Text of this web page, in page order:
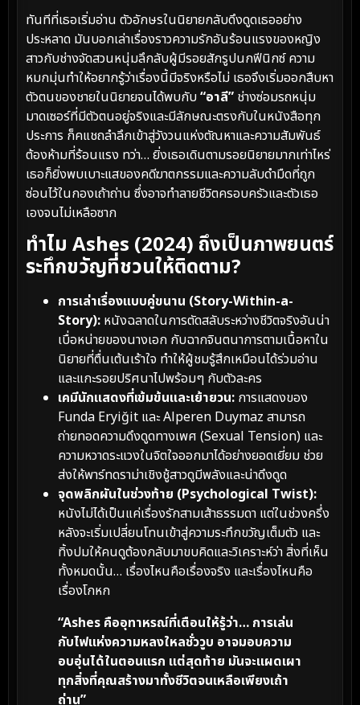
ทันทีที่เธอเริ่มอ่าน ตัวอักษรในนิยายกลับดึงดูดเธออย่าง
ประหลาด มันบอกเล่าเรื่องราวความรักอันร้อนแรงของหญิง
สาวกับช่างจัดสวนหนุ่มลึกลับผู้มีรอยสักรูปนกฟีนิกซ์ ความ
หมกมุ่นทำให้อยากรู้ว่าเรื่องนี้มีจริงหรือไม่ เธอจึงเริ่มออกสืบหา
ตัวตนของชายในนิยายจนได้พบกับ“อาลี” ช่างซ่อมรถหนุ่ม
มาดเซอร์ที่มีตัวตนอยู่จริงและมีลักษณะตรงกับในหนังสือทุก
ประการ ก็คแชถลำลึกเข้าสู่วังวนแห่งตัณหาและความสัมพันธ์
ต้องห้ามที่ร้อนแรง ทว่า… ยิ่งเธอเดินตามรอยนิยายมากเท่าไหร่
เธอก็ยิ่งพบเบาะแสของคดีฆาตกรรมและความลับดำมืดที่ถูก
ซ่อนไว้ในกองเถ้าถ่าน ซึ่งอาจทำลายชีวิตครอบครัวและตัวเธอ
เองจนไม่เหลือซาก
ทำไม Ashes (2024) ถึงเป็นภาพยนตร์
ระทึกขวัญที่ชวนให้ติดตาม?
การเล่าเรื่องแบบคู่ขนาน (Story-Within-a-
Story): หนังฉลาดในการตัดสลับระหว่างชีวิตจริงอันน่า
เบื่อหน่ายของนางเอก กับฉากจินตนาการตามเนื้อหาใน
นิยายที่ตื่นเต้นเร้าใจ ทำให้ผู้ชมรู้สึกเหมือนได้ร่วมอ่าน
และแกะรอยปริศนาไปพร้อมๆ กับตัวละคร
เคมีนักแสดงที่เข้มข้นและเย้ายวน: การแสดงของ
Funda Eryiğit และ Alperen Duymaz สามารถ
ถ่ายทอดความดึงดูดทางเพศ (Sexual Tension) และ
ความหวาดระแวงในจิตใจออกมาได้อย่างยอดเยี่ยม ช่วย
ส่งให้พาร์ทดราม่าเชิงชู้สาวดูมีพลังและน่าดึงดูด
จุดพลิกผันในช่วงท้าย (Psychological Twist):
หนังไม่ได้เป็นแค่เรื่องรักสามเส้าธรรมดา แต่ในช่วงครึ่ง
หลังจะเริ่มเปลี่ยนโทนเข้าสู่ความระทึกขวัญเต็มตัว และ
ทิ้งปมให้คนดูต้องกลับมาขบคิดและวิเคราะห์ว่า สิ่งที่เห็น
ทั้งหมดนั้น… เรื่องไหนคือเรื่องจริง และเรื่องไหนคือ
เรื่องโกหก
“Ashes คืออุทาหรณ์ที่เตือนให้รู้ว่า… การเล่น
กับไฟแห่งความหลงใหลชั่ววูบ อาจมอบความ
อบอุ่นได้ในตอนแรก แต่สุดท้าย มันจะแผดเผา
ทุกสิ่งที่คุณสร้างมาทั้งชีวิตจนเหลือเพียงเถ้า
ถ่าน”